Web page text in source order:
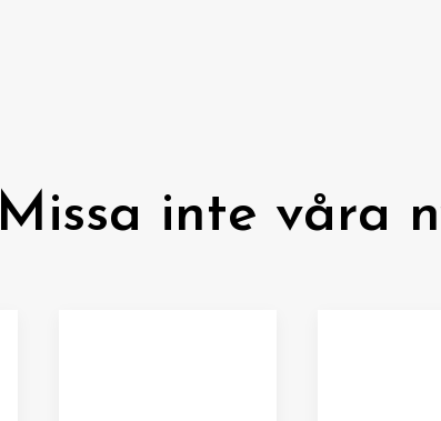
Missa inte våra